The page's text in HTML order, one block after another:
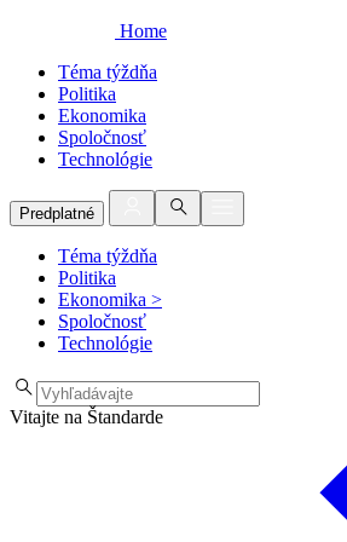
Home
Téma týždňa
Politika
Ekonomika
Spoločnosť
Technológie
Predplatné
Téma týždňa
Politika
Ekonomika >
Spoločnosť
Technológie
Vitajte na Štandarde